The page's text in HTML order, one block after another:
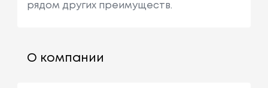
рядом других преимуществ.
О компании